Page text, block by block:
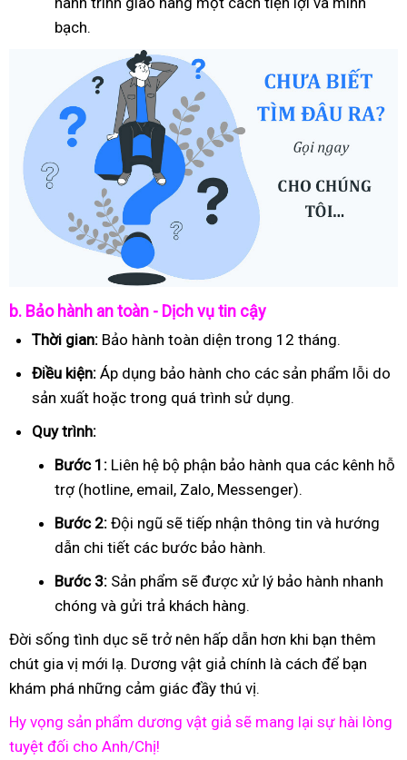
bạch.
b. Bảo hành an toàn - Dịch vụ tin cậy
Thời gian: Bảo hành toàn diện trong 12 tháng.
Điều kiện: Áp dụng bảo hành cho các sản phẩm lỗi do
sản xuất hoặc trong quá trình sử dụng.
Quy trình:
Bước 1: Liên hệ bộ phận bảo hành qua các kênh hỗ
trợ (hotline, email, Zalo, Messenger).
Bước 2: Đội ngũ sẽ tiếp nhận thông tin và hướng
dẫn chi tiết các bước bảo hành.
Bước 3: Sản phẩm sẽ được xử lý bảo hành nhanh
chóng và gửi trả khách hàng.
Đời sống tình dục sẽ trở nên hấp dẫn hơn khi bạn thêm
chút gia vị mới lạ. Dương vật giả chính là cách để bạn
khám phá những cảm giác đầy thú vị.
Hy vọng sản phẩm dương vật giả sẽ mang lại sự hài lòng
tuyệt đối cho Anh/Chị!